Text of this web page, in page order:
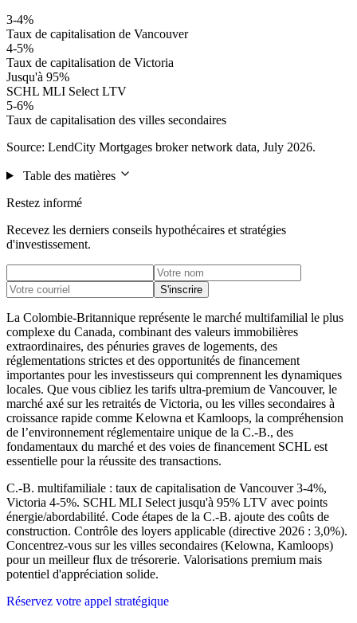
3-4%
Taux de capitalisation de Vancouver
4-5%
Taux de capitalisation de Victoria
Jusqu'à 95%
SCHL MLI Select LTV
5-6%
Taux de capitalisation des villes secondaires
Source: LendCity Mortgages broker network data, July 2026.
Table des matières
Restez informé
Recevez les derniers conseils hypothécaires et stratégies
d'investissement.
S'inscrire
La Colombie-Britannique représente le marché multifamilial le plus
complexe du Canada, combinant des valeurs immobilières
extraordinaires, des pénuries graves de logements, des
réglementations strictes et des opportunités de financement
importantes pour les investisseurs qui comprennent les dynamiques
locales. Que vous cibliez les tarifs ultra-premium de Vancouver, le
marché axé sur les retraités de Victoria, ou les villes secondaires à
croissance rapide comme Kelowna et Kamloops, la compréhension
de l’environnement réglementaire unique de la C.-B., des
fondamentaux du marché et des voies de financement SCHL est
essentielle pour la réussite des transactions.
C.-B. multifamiliale : taux de capitalisation de Vancouver 3-4%,
Victoria 4-5%. SCHL MLI Select jusqu'à 95% LTV avec points
énergie/abordabilité. Code étapes de la C.-B. ajoute des coûts de
construction. Contrôle des loyers applicable (directive 2026 : 3,0%).
Concentrez-vous sur les villes secondaires (Kelowna, Kamloops)
pour un meilleur flux de trésorerie. Valorisations premium mais
potentiel d'appréciation solide.
Réservez votre appel stratégique